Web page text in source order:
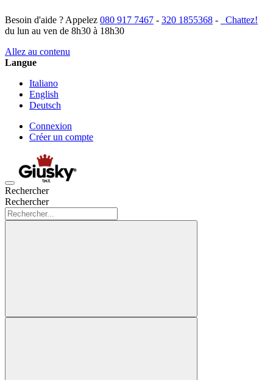
Besoin d'aide ? Appelez 080 917 7467 - 320 1855368 -
Chattez!
du lun au ven de 8h30 à 18h30
Allez au contenu
Langue
Italiano
English
Deutsch
Connexion
Créer un compte
Rechercher
Rechercher